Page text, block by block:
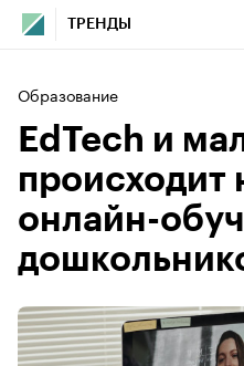
ТРЕНДЫ
Образование
EdTech и
происходит
онлайн-